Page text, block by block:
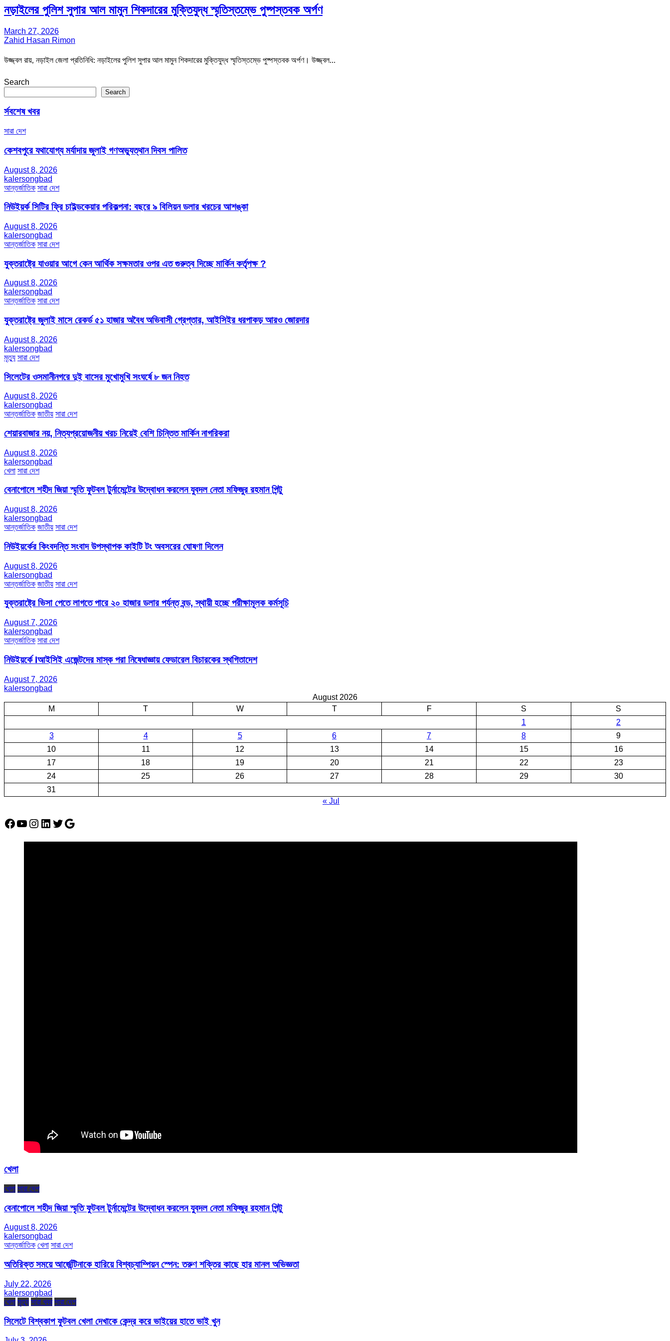
নড়াইলের পুলিশ সুপার আল মামুন শিকদারের মুক্তিযুদ্ধ স্মৃতিস্তম্ভে পুষ্পস্তবক অর্পণ
March 27, 2026
Zahid Hasan Rimon
উজ্জ্বল রায়, নড়াইল জেলা প্রতিনিধি: নড়াইলের পুলিশ সুপার আল মামুন শিকদারের মুক্তিযুদ্ধ স্মৃতিস্তম্ভে পুষ্পস্তবক অর্পণ। উজ্জ্বল…
Search
Search
র্সবশেষ খবর
সারা দেশ
কেশবপুরে যথাযোগ্য মর্যাদায় জুলাই গণঅভ্যুত্থান দিবস পালিত
August 8, 2026
kalersongbad
আন্তর্জাতিক সারা দেশ
নিউইয়র্ক সিটির ফ্রি চাইল্ডকেয়ার পরিকল্পনা: বছরে ৯ বিলিয়ন ডলার খরচের আশঙ্কা
August 8, 2026
kalersongbad
আন্তর্জাতিক সারা দেশ
যুক্তরাষ্ট্রে যাওয়ার আগে কেন আর্থিক সক্ষমতার ওপর এত গুরুত্ব দিচ্ছে মার্কিন কর্তৃপক্ষ ?
August 8, 2026
kalersongbad
আন্তর্জাতিক সারা দেশ
যুক্তরাষ্ট্রে জুলাই মাসে রেকর্ড ৫১ হাজার অবৈধ অভিবাসী গ্রেপ্তার, আইসিইর ধরপাকড় আরও জোরদার
August 8, 2026
kalersongbad
মৃত্যু সারা দেশ
সিলেটের ওসমানীনগরে দুই বাসের মুখোমুখি সংঘর্ষে ৮ জন নিহত
August 8, 2026
kalersongbad
আন্তর্জাতিক জাতীয় সারা দেশ
শেয়ারবাজার নয়, নিত্যপ্রয়োজনীয় খরচ নিয়েই বেশি চিন্তিত মার্কিন নাগরিকরা
August 8, 2026
kalersongbad
খেলা সারা দেশ
বেনাপোলে শহীদ জিয়া স্মৃতি ফুটবল টুর্নামেন্টের উদ্বোধন করলেন যুবদল নেতা মফিজুর রহমান পিন্টু
August 8, 2026
kalersongbad
আন্তর্জাতিক জাতীয় সারা দেশ
নিউইয়র্কের কিংবদন্তি সংবাদ উপস্থাপক কাইটি টং অবসরের ঘোষণা দিলেন
August 8, 2026
kalersongbad
আন্তর্জাতিক জাতীয় সারা দেশ
যুক্তরাষ্ট্রে ভিসা পেতে লাগতে পারে ২০ হাজার ডলার পর্যন্ত বন্ড, স্থায়ী হচ্ছে পরীক্ষামূলক কর্মসূচি
August 7, 2026
kalersongbad
আন্তর্জাতিক সারা দেশ
নিউইয়র্কে Iআইসিই এজেন্টদের মাস্ক পরা নিষেধাজ্ঞায় ফেডারেল বিচারকের স্থগিতাদেশ
August 7, 2026
kalersongbad
August 2026
M
T W T F S
S
1
2
3
4 5 6 7 8
9
10
11 12 13 14 15
16
17
18 19 20 21 22
23
24
25 26 27 28 29
30
31
« Jul
Facebook
YouTube
Instagram
LinkedIn
Twitter
Google
খেলা
খেলা সারা দেশ
বেনাপোলে শহীদ জিয়া স্মৃতি ফুটবল টুর্নামেন্টের উদ্বোধন করলেন যুবদল নেতা মফিজুর রহমান পিন্টু
August 8, 2026
kalersongbad
আন্তর্জাতিক খেলা সারা দেশ
অতিরিক্ত সময়ে আর্জেন্টিনাকে হারিয়ে বিশ্বচ্যাম্পিয়ন স্পেন: তরুণ শক্তির কাছে হার মানল অভিজ্ঞতা
July 22, 2026
kalersongbad
খেলা মৃত্যু সারা খবর সারা দেশ
সিলেটে বিশ্বকাপ ফুটবল খেলা দেখাকে কেন্দ্র করে ভাইয়ের হাতে ভাই খুন